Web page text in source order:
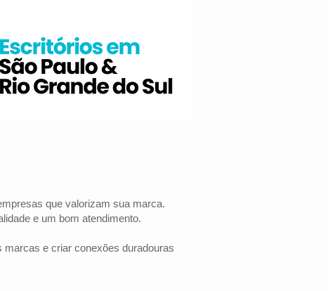
que valorizam sua marca.
e um bom atendimento.
e criar conexões duradouras